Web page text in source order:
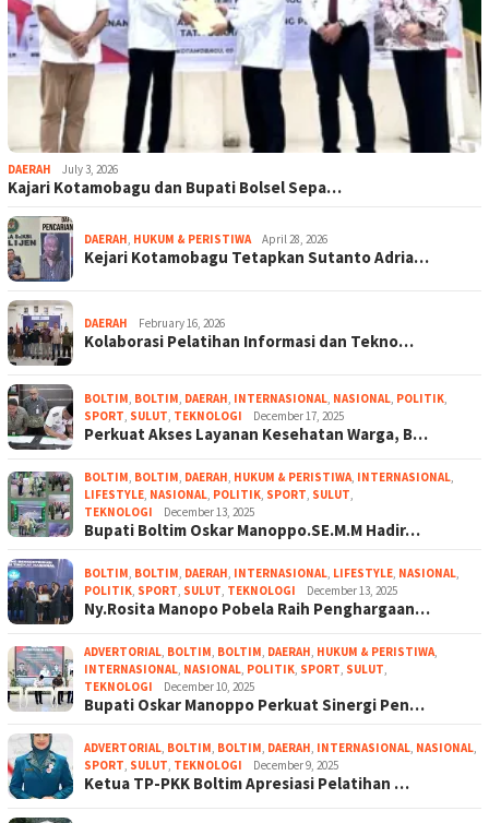
DAERAH July 3, 2026
Kajari Kotamobagu dan Bupati Bolsel Sepa…
DAERAH, HUKUM & PERISTIWA April 28, 2026
Kejari Kotamobagu Tetapkan Sutanto Adria…
DAERAH February 16, 2026
Kolaborasi Pelatihan Informasi dan Tekno…
BOLTIM, BOLTIM, DAERAH, INTERNASIONAL, NASIONAL, POLITIK,
SPORT, SULUT, TEKNOLOGI December 17, 2025
Perkuat Akses Layanan Kesehatan Warga, B…
BOLTIM, BOLTIM, DAERAH, HUKUM & PERISTIWA, INTERNASIONAL,
LIFESTYLE, NASIONAL, POLITIK, SPORT, SULUT,
TEKNOLOGI
December 13, 2025
Bupati Boltim Oskar Manoppo.SE.M.M Hadir…
BOLTIM, BOLTIM, DAERAH, INTERNASIONAL, LIFESTYLE, NASIONAL,
POLITIK, SPORT, SULUT, TEKNOLOGI December 13, 2025
Ny.Rosita Manopo Pobela Raih Penghargaan…
ADVERTORIAL, BOLTIM, BOLTIM, DAERAH, HUKUM & PERISTIWA,
INTERNASIONAL, NASIONAL, POLITIK, SPORT, SULUT,
TEKNOLOGI
December 10, 2025
Bupati Oskar Manoppo Perkuat Sinergi Pen…
ADVERTORIAL, BOLTIM, BOLTIM, DAERAH, INTERNASIONAL, NASIONAL,
SPORT, SULUT, TEKNOLOGI December 9, 2025
Ketua TP-PKK Boltim Apresiasi Pelatihan …